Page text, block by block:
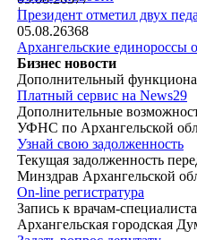
|
Президент отметил двух
05.08.26368
Архангельские единороссы
Бизнес новости
Дополнительный
Платный сервис на News29
Дополнительные
УФНС по Архангельской
Узнай свою задолженность
Текущая задолженность
Минздрав Архангельской
On-line регистратура
Запись к врачам-
Архангельская городская